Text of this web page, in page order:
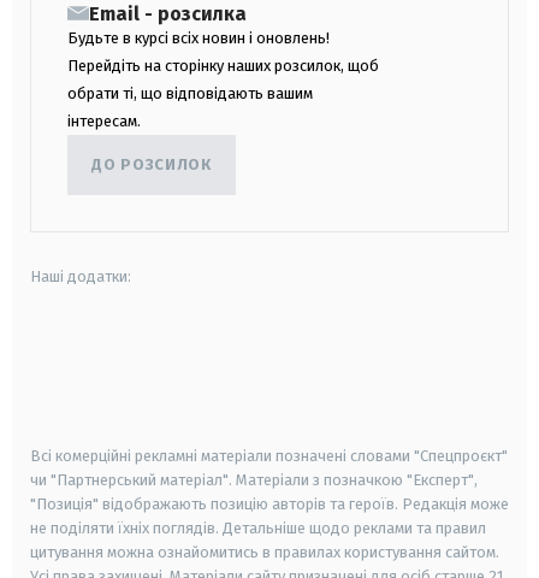
Email - розсилка
Будьте в курсі всіх новин і оновлень!
Перейдіть на сторінку наших розсилок, щоб
обрати ті, що відповідають вашим
інтересам.
ДО РОЗСИЛОК
Наші додатки:
Всі комерційні рекламні матеріали позначені словами "Спецпроєкт"
чи "Партнерський матеріал". Матеріали з позначкою "Експерт",
"Позиція" відображають позицію авторів та героїв. Редакція може
не поділяти їхніх поглядів. Детальніше щодо реклами та правил
цитування можна ознайомитись в правилах користування сайтом.